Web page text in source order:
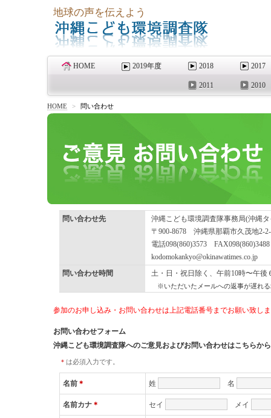
地球の声を伝えよう
HOME 2019年度 2018 2017
2011 2010
HOME > 問い合わせ
問い合わせ先
沖縄こども環境調査隊事務局(沖縄
〒900-8678 沖縄県那覇市久茂地2-
電話098(860)3573 FAX098(860)3488
kodomokankyo@okinawatimes.co.jp
問い合わせ時間
土・日・祝日除く、午前10時〜午後
※いただいたメールへの返事が遅れ
参加のお申し込み・お問い合わせは上記電話番号までお願い致し
お問い合わせフォーム
沖縄こども環境調査隊へのご意見およびお問い合わせはこちらから
＊ は必須入力です。
名前＊ 姓 名
名前カナ＊ セイ メイ